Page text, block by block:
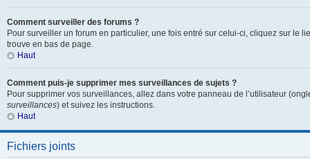
Comment surveiller des forums ?
Pour surveiller un forum en particulier, une fois entré sur celui-ci, cliquez sur le
trouve en bas de page.
Haut
Comment puis-je supprimer mes surveillances de sujets ?
Pour supprimer vos surveillances, allez dans votre panneau de l’utilisateur
surveillances) et suivez les instructions.
Haut
Fichiers joints